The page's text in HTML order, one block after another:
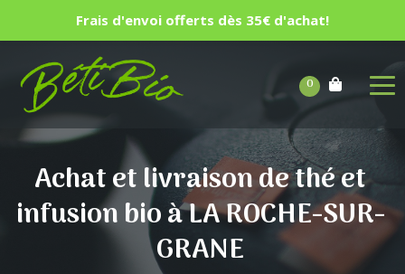
0
Achat et livraison de thé et
infusion bio à LA ROCHE-SUR-
GRANE
Frais d'envoi offerts dès 35€ d'achat!